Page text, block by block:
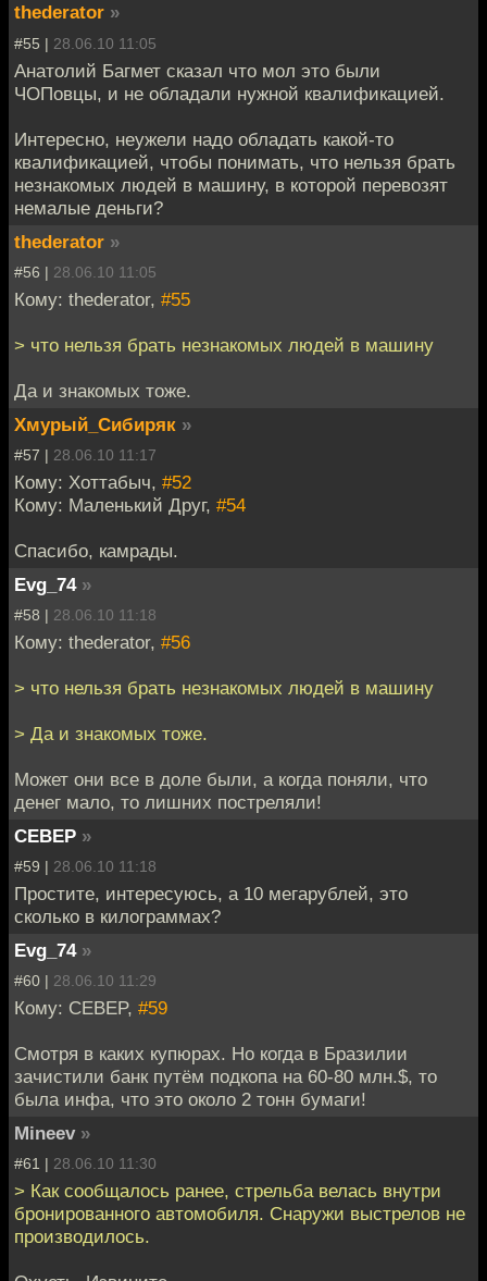
thederator »
#55 | 28.06.10 11:05
Анатолий Багмет сказал что мол это были
ЧОПовцы, и не обладали нужной квалификацией.
Интересно, неужели надо обладать какой-то
квалификацией, чтобы понимать, что нельзя брать
незнакомых людей в машину, в которой перевозят
немалые деньги?
thederator »
#56 | 28.06.10 11:05
Кому: thederator, #55
> что нельзя брать незнакомых людей в машину
Да и знакомых тоже.
Хмурый_Сибиряк »
#57 | 28.06.10 11:17
Кому: Хоттабыч, #52
Кому: Маленький Друг, #54
Спасибо, камрады.
Evg_74 »
#58 | 28.06.10 11:18
Кому: thederator, #56
> что нельзя брать незнакомых людей в машину
> Да и знакомых тоже.
Может они все в доле были, а когда поняли, что
денег мало, то лишних постреляли!
CEBEP »
#59 | 28.06.10 11:18
Простите, интересуюсь, а 10 мегарублей, это
сколько в килограммах?
Evg_74 »
#60 | 28.06.10 11:29
Кому: CEBEP, #59
Смотря в каких купюрах. Но когда в Бразилии
зачистили банк путём подкопа на 60-80 млн.$, то
была инфа, что это около 2 тонн бумаги!
Mineev »
#61 | 28.06.10 11:30
> Как сообщалось ранее, стрельба велась внутри
бронированного автомобиля. Снаружи выстрелов не
производилось.